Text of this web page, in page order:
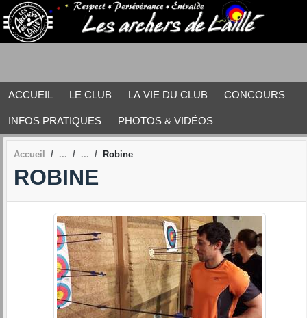
ACCUEIL LE CLUB LA VIE DU CLUB CONCOURS
INFOS PRATIQUES PHOTOS & VIDÉOS
Accueil Robine
ROBINE
Panneau de gestion des cookies